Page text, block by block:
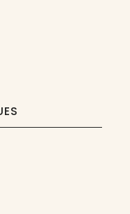
Les Allumés du
soixantaine de